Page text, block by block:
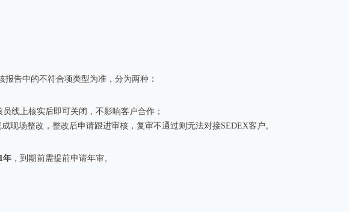
报告中的不符合项类型为准，分为两种：
线上核实后即可关闭，不影响客户合作；
现场整改，整改后申请跟进审核，复审不通过则无法对接SEDEX客户。
1年 ，到期前需提前申请年审。